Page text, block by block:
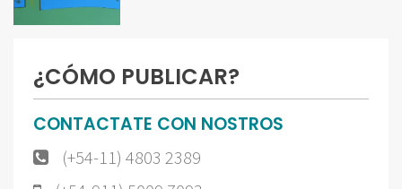
¿CÓMO PUBLICAR?
CONTACTATE CON NOSTROS
(+54-11) 4803 2389